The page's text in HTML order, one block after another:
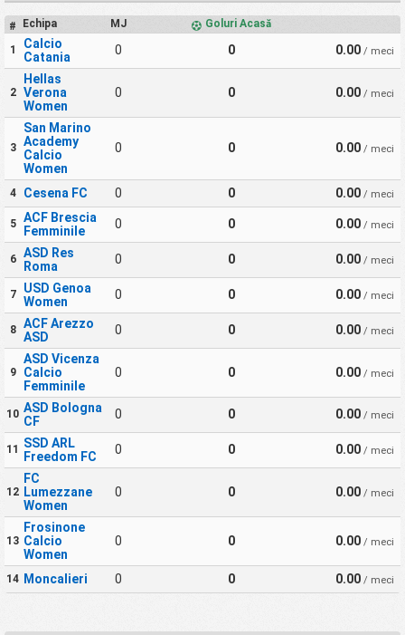
# Echipa MJ Goluri Acasă
1
Calcio
Catania
0 0 0.00/ meci
2
Hellas
Verona
Women
0 0 0.00/ meci
3
San Marino
Academy
Calcio
Women
0 0 0.00/ meci
4 Cesena FC 0 0 0.00/ meci
5
ACF Brescia
Femminile
0 0 0.00/ meci
6
ASD Res
Roma
0 0 0.00/ meci
7
USD Genoa
Women
0 0 0.00/ meci
8
ACF Arezzo
ASD
0 0 0.00/ meci
9
ASD Vicenza
Calcio
Femminile
0 0 0.00/ meci
10 ASD Bologna
CF
0 0 0.00/ meci
11
SSD ARL
Freedom FC
0 0 0.00/ meci
12
FC
Lumezzane
Women
0 0 0.00/ meci
13
Frosinone
Calcio
Women
0 0 0.00/ meci
14 Moncalieri 0 0 0.00/ meci